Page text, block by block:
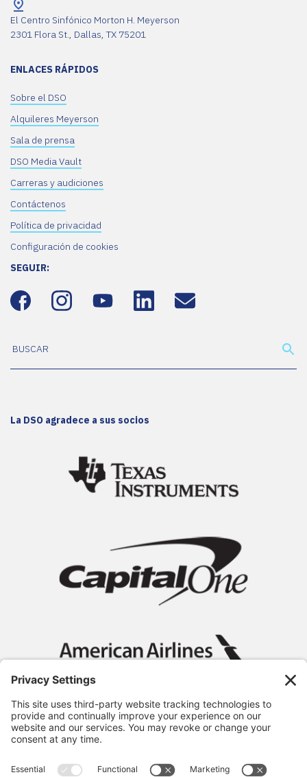
El Centro Sinfónico Morton H. Meyerson
2301 Flora St., Dallas, TX 75201
ENLACES RÁPIDOS
Sobre el DSO
Alquileres Meyerson
Sala de prensa
DSO Media Vault
Carreras y audiciones
Contáctenos
Política de privacidad
Configuración de cookies
SEGUIR:
La DSO agradece a sus socios